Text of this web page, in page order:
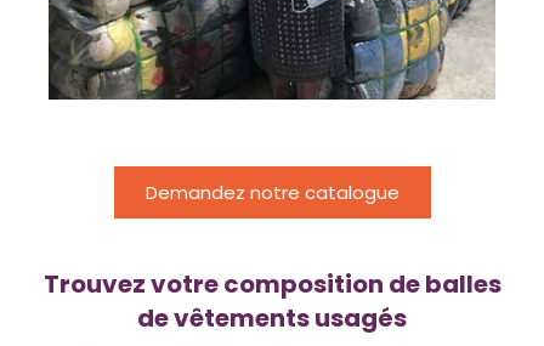
Demandez notre catalogue
Trouvez votre composition de balles
de vêtements usagés